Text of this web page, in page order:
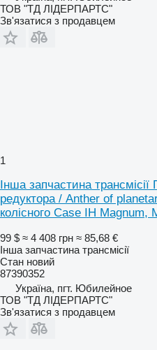
ТОВ "ТД ЛІДЕРПАРТС"
Зв'язатися з продавцем
1
Інша запчастина
редуктора / Anther of
колісного Case IH Magnum,
99 $ ≈ 4 408 грн ≈ 85,68 €
Інша запчастина трансмісії
Стан новий
87390352
Україна, пгт. Юбилейное
ТОВ "ТД ЛІДЕРПАРТС"
Зв'язатися з продавцем